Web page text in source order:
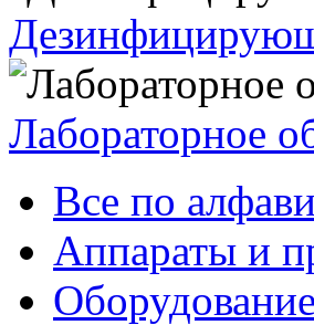
Лабораторное
Все по
Аппараты и
Оборудование